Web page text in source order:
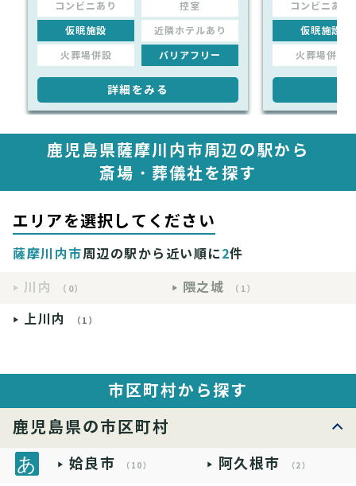
コンビニあり 控室
仮眠施設 近隣ホテルあり
火葬場併設 バリアフリー
詳細をみる
コンビニあり
仮眠施設
火葬場併設
鹿児島県薩摩川内市周辺の駅から
斎場・葬儀社を探す
エリアを選択してください
薩摩川内市周辺の駅から近い順に2件
川内
（0） 隈之城 （1）
上川内 （1）
市区町村から探す
鹿児島県の市区町村
姶良市 （10） 阿久根市 （2）